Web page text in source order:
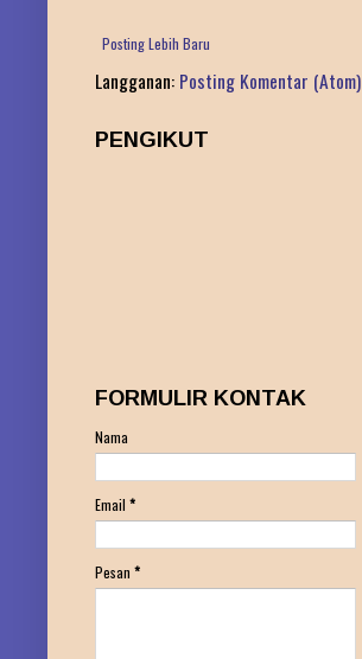
Posting Lebih Baru
Langganan: Posting Komentar (Atom)
PENGIKUT
FORMULIR KONTAK
Nama
Email *
Pesan *